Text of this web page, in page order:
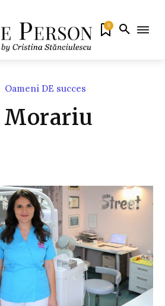
0
Oameni DE succes
Morariu